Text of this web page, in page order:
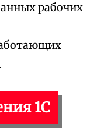
рабочих
1С